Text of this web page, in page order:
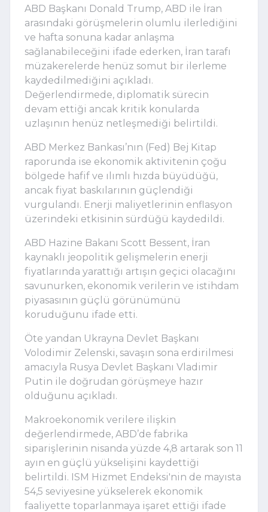
ABD Başkanı Donald Trump, ABD ile İran
arasındaki görüşmelerin olumlu ilerlediğini
ve hafta sonuna kadar anlaşma
sağlanabileceğini ifade ederken, İran tarafı
müzakerelerde henüz somut bir ilerleme
kaydedilmediğini açıkladı.
Değerlendirmede, diplomatik sürecin
devam ettiği ancak kritik konularda
uzlaşının henüz netleşmediği belirtildi.
ABD Merkez Bankası’nın (Fed) Bej Kitap
raporunda ise ekonomik aktivitenin çoğu
bölgede hafif ve ılımlı hızda büyüdüğü,
ancak fiyat baskılarının güçlendiği
vurgulandı. Enerji maliyetlerinin enflasyon
üzerindeki etkisinin sürdüğü kaydedildi.
ABD Hazine Bakanı Scott Bessent, İran
kaynaklı jeopolitik gelişmelerin enerji
fiyatlarında yarattığı artışın geçici olacağını
savunurken, ekonomik verilerin ve istihdam
piyasasının güçlü görünümünü
koruduğunu ifade etti.
Öte yandan Ukrayna Devlet Başkanı
Volodimir Zelenski, savaşın sona erdirilmesi
amacıyla Rusya Devlet Başkanı Vladimir
Putin ile doğrudan görüşmeye hazır
olduğunu açıkladı.
Makroekonomik verilere ilişkin
değerlendirmede, ABD’de fabrika
siparişlerinin nisanda yüzde 4,8 artarak son 11
ayın en güçlü yükselişini kaydettiği
belirtildi. ISM Hizmet Endeksi'nin de mayısta
54,5 seviyesine yükselerek ekonomik
faaliyette toparlanmaya işaret ettiği ifade